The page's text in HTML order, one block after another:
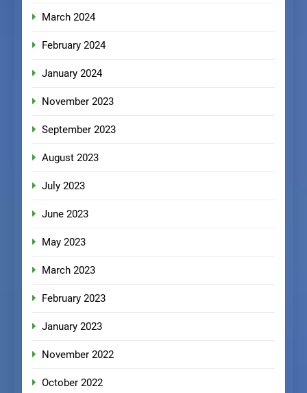
March 2024
February 2024
January 2024
November 2023
September 2023
August 2023
July 2023
June 2023
May 2023
March 2023
February 2023
January 2023
November 2022
October 2022